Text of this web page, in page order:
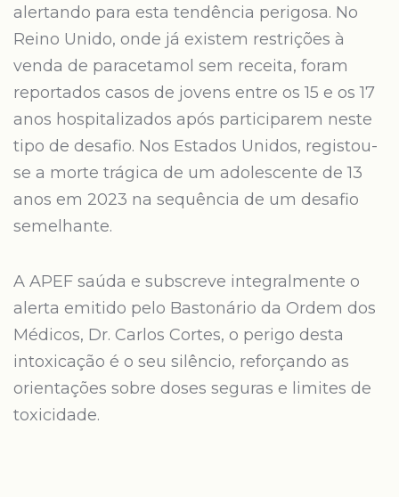
alertando para esta tendência perigosa. No
Reino Unido, onde já existem restrições à
venda de paracetamol sem receita, foram
reportados casos de jovens entre os 15 e os 17
anos hospitalizados após participarem neste
tipo de desafio. Nos Estados Unidos, registou-
se a morte trágica de um adolescente de 13
anos em 2023 na sequência de um desafio
semelhante.
A APEF saúda e subscreve integralmente o
alerta emitido pelo Bastonário da Ordem dos
Médicos, Dr. Carlos Cortes, o perigo desta
intoxicação é o seu silêncio, reforçando as
orientações sobre doses seguras e limites de
toxicidade.